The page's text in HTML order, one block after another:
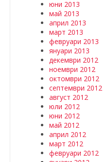
юни 2013
май 2013
април 2013
март 2013
февруари 2013
януари 2013
декември 2012
ноември 2012
октомври 2012
септември 2012
август 2012
юли 2012
юни 2012
май 2012
април 2012
март 2012
февруари 2012